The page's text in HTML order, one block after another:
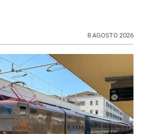
le segnalazioni dei